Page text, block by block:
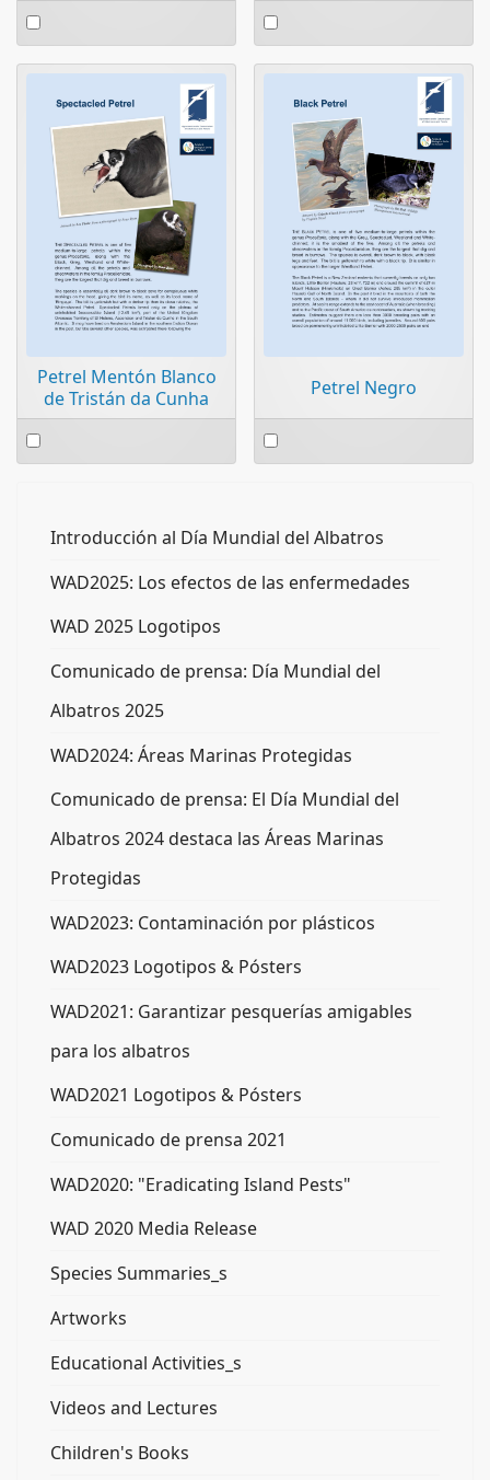
Select
an
item
Select
an
item
Petrel Mentón Blanco
de Tristán da Cunha
Select
an
Petrel Negro
Select
an
Introducción al Día Mundial del Albatros
WAD2025: Los efectos de las enfermedades
WAD 2025 Logotipos
Comunicado de prensa: Día Mundial del
Albatros 2025
WAD2024: Áreas Marinas Protegidas
Comunicado de prensa: El Día Mundial del
Albatros 2024 destaca las Áreas Marinas
Protegidas
WAD2023: Contaminación por plásticos
WAD2023 Logotipos & Pósters
WAD2021: Garantizar pesquerías amigables
para los albatros
WAD2021 Logotipos & Pósters
Comunicado de prensa 2021
WAD2020: "Eradicating Island Pests"
WAD 2020 Media Release
Species Summaries_s
Artworks
Educational Activities_s
Videos and Lectures
Children's Books